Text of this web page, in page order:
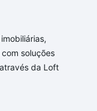
soluções
da Loft